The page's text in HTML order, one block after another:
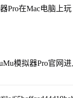
在Mac电脑上玩
模拟器Pro官网进